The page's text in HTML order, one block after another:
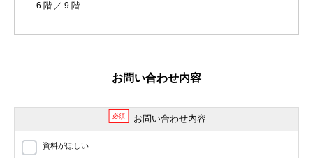
6 階 ／ 9 階
お問い合わせ内容
必須 お問い合わせ内容
資料がほしい